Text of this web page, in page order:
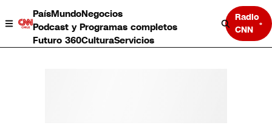
PaísMundoNegocios
Podcast y Programas completos
Futuro 360CulturaServicios
Radio
CNN